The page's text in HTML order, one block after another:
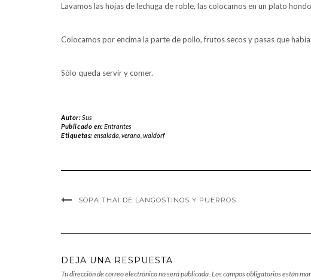
Lavamos las hojas de lechuga de roble, las colocamos en un plato
Colocamos por encima la parte de pollo, frutos secos y pasas que
Sólo queda servir y comer.
Autor:Sus
Publicado en:Entrantes
Etiquetas: ensalada verano, waldorf
SOPA THAI DE LANGOSTINOS Y PUERROS
DEJA UNA RESPUESTA
Tu dirección de correo electrónico no será publicada. Los campos obligatorios están